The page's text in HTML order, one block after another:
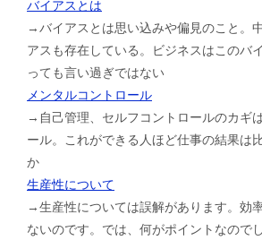
バイアスとは
→バイアスとは思い込みや偏見のこと。
アスも存在している。ビジネスはこのバ
っても言い過ぎではない
メンタルコントロール
→自己管理、セルフコントロールのカギ
ール。これができる人ほど仕事の結果は
か
生産性について
→生産性については誤解があります。効
ないのです。では、何がポイントなので